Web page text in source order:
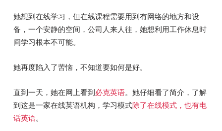
她想到在线学习，但在线课程需要用到有网络的地方和设
备，一个安静的空间，公司人来人往，她想利用工作休息时
间学习根本不可能。
她再度陷入了苦恼，不知道要如何是好。
直到一天，她在网上看到 必克英语。她仔细看了简介，了解
到这是一家在线英语机构，学习模式除了在线模式，也有电
话英语。